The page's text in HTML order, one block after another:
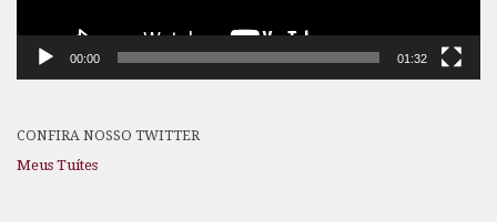
00:00 01:32
CONFIRA NOSSO TWITTER
Meus Tuítes